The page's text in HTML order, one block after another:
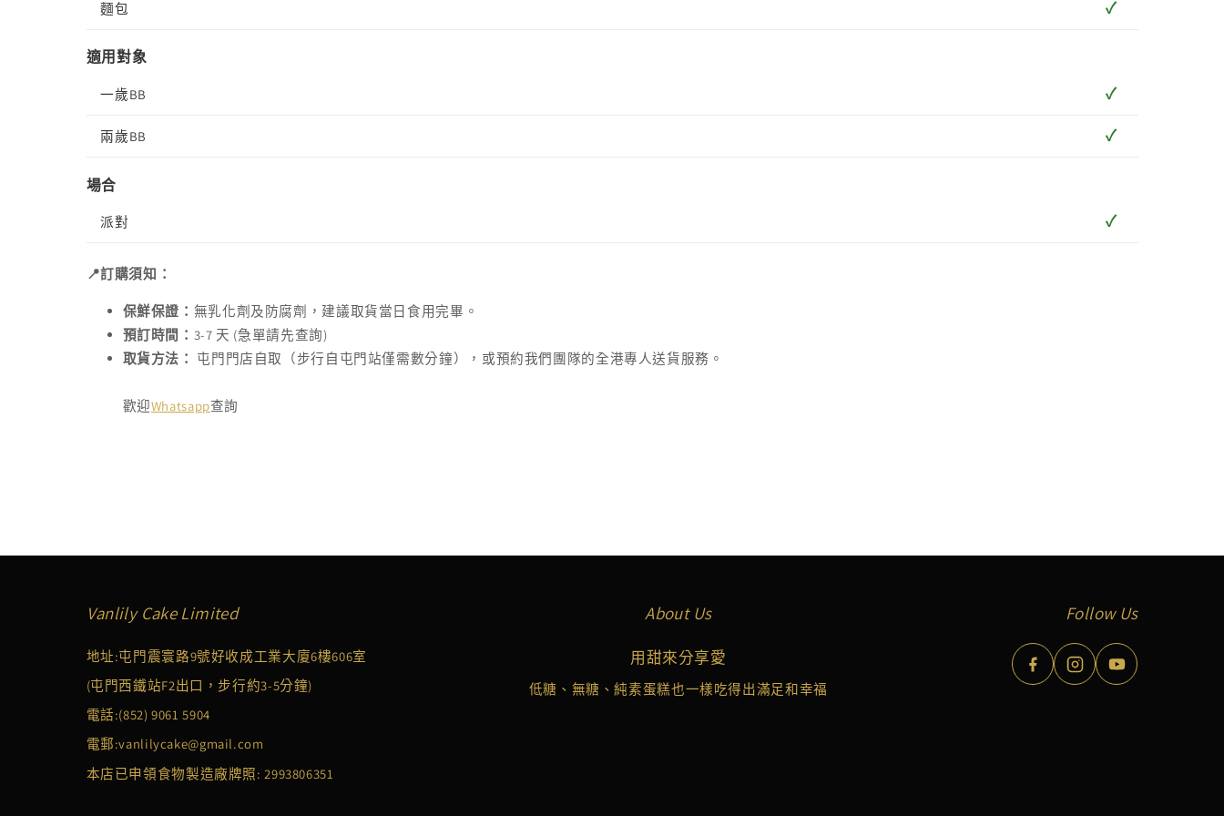
麵包 ✓
適用對象
一歲BB ✓
兩歲BB ✓
場合
派對 ✓
📍訂購須知：
保鮮保證： 無乳化劑及防腐劑，建議取貨當日食用完畢。
預訂時間： 3-7 天 (急單請先查詢)
取貨方法： 屯門門店自取（步行自屯門站僅需數分鐘），或預約我們團隊的全港專人送貨服務。
歡迎Whatsapp查詢
Vanlily Cake Limited
地址:屯門震寰路9號好收成工業大廈6樓606室
(屯門西鐵站F2出口，步行約3-5分鐘)
電話:(852) 9061 5904
電郵:vanlilycake@gmail.com
本店已申領食物製造廠牌照: 2993806351
About Us
用甜來分享愛
低糖、無糖、純素蛋糕也一樣吃得出滿足和幸福
Follow Us